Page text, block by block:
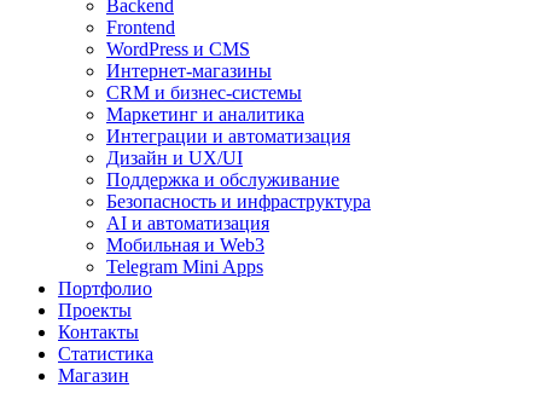
Backend
Frontend
WordPress и CMS
Интернет-магазины
CRM и бизнес-системы
Маркетинг и аналитика
Интеграции и автоматизация
Дизайн и UX/UI
Поддержка и обслуживание
Безопасность и инфраструктура
AI и автоматизация
Мобильная и Web3
Telegram Mini Apps
Портфолио
Проекты
Контакты
Статистика
Магазин